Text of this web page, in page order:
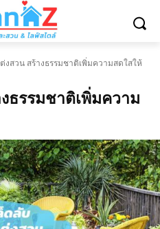
งสวน สร้างธรรมชาติเพิ่มความสดใสให้
ธรรมชาติเพิ่มความ